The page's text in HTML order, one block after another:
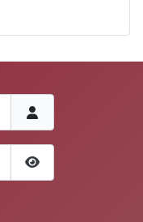
Passwort